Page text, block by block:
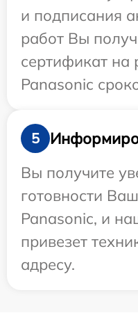
и подписания
работ Вы
сертификат на
Panasonic
5
Вы получите
готовности
Panasonic, и
привезет
адресу.